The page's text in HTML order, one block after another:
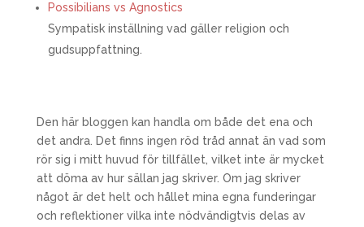
Possibilians vs Agnostics
Sympatisk inställning vad gäller religion och
gudsuppfattning.
Den här bloggen kan handla om både det ena och
det andra. Det finns ingen röd tråd annat än vad som
rör sig i mitt huvud för tillfället, vilket inte är mycket
att döma av hur sällan jag skriver. Om jag skriver
något är det helt och hållet mina egna funderingar
och reflektioner vilka inte nödvändigtvis delas av